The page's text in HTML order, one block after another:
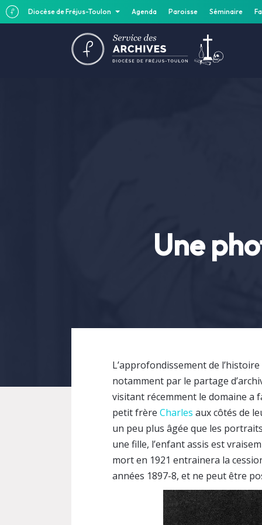
Diocèse de Fréjus-Toulon Agenda Paroisse Séminaire
Une
L’approfondissement de
notamment par le partage
visitant récemment le domaine a
petit frère Charles aux côtés de
un peu plus âgée que les
une fille, l’enfant assis est
mort en 1921 entrainera la
années 1897-8, et ne peut être